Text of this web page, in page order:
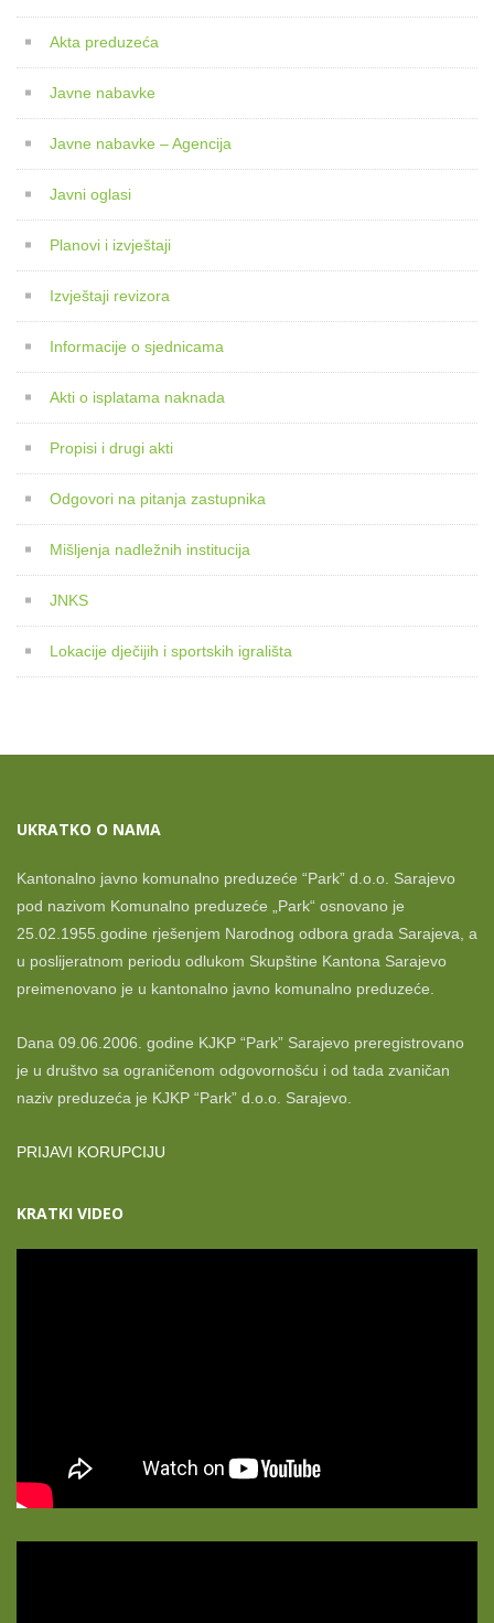
Akta preduzeća
Javne nabavke
Javne nabavke – Agencija
Javni oglasi
Planovi i izvještaji
Izvještaji revizora
Informacije o sjednicama
Akti o isplatama naknada
Propisi i drugi akti
Odgovori na pitanja zastupnika
Mišljenja nadležnih institucija
JNKS
Lokacije dječijih i sportskih igrališta
UKRATKO O NAMA
Kantonalno javno komunalno preduzeće “Park” d.o.o. Sarajevo
pod nazivom Komunalno preduzeće „Park“ osnovano je
25.02.1955.godine rješenjem Narodnog odbora grada Sarajeva, a
u poslijeratnom periodu odlukom Skupštine Kantona Sarajevo
preimenovano je u kantonalno javno komunalno preduzeće.
Dana 09.06.2006. godine KJKP “Park” Sarajevo preregistrovano
je u društvo sa ograničenom odgovornošću i od tada zvaničan
naziv preduzeća je KJKP “Park” d.o.o. Sarajevo.
PRIJAVI KORUPCIJU
KRATKI VIDEO